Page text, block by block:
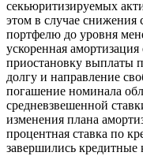
секьюритизируемых
этом в случае снижения
портфелю до уровня
ускоренная
приостановку выплаты
долгу и направление
погашение номинала
средневзвешенной
изменения плана
процентная ставка по
завершились кредитные